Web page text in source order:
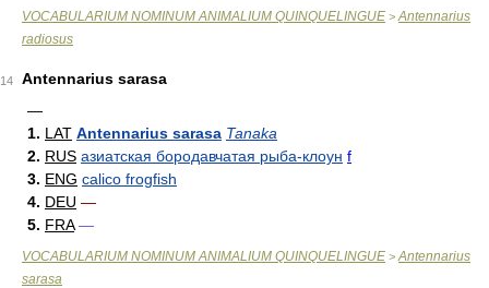
VOCABULARIUM NOMINUM ANIMALIUM QUINQUELINGUE > Antennarius
radiosus
14
Antennarius sarasa
—
1. LAT Antennarius sarasa Tanaka
2. RUS азиатская бородавчатая рыба-клоун f
3. ENG calico frogfish
4. DEU —
5. FRA —
VOCABULARIUM NOMINUM ANIMALIUM QUINQUELINGUE > Antennarius
sarasa